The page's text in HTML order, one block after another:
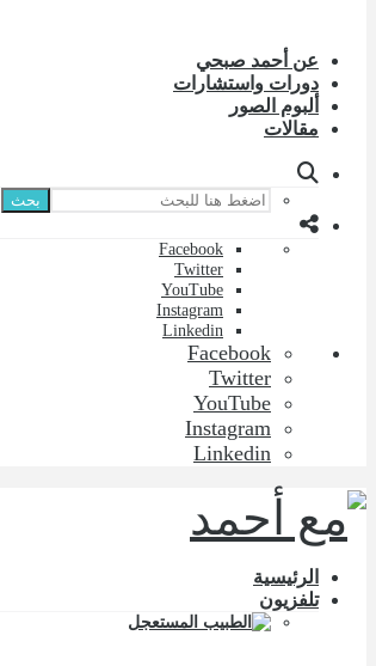
عن أحمد صبحي
دورات واستشارات
ألبوم الصور
مقالات
بحث
Facebook
Twitter
YouTube
Instagram
Linkedin
Facebook
Twitter
YouTube
Instagram
Linkedin
الرئيسية
تلفزيون